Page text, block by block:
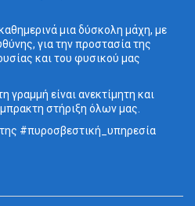
μια δύσκολη μάχη, με
για την προστασία της
και του φυσικού μας
είναι ανεκτίμητη και
στήριξη όλων μας.
#πυροσβεστική_ υπηρεσία